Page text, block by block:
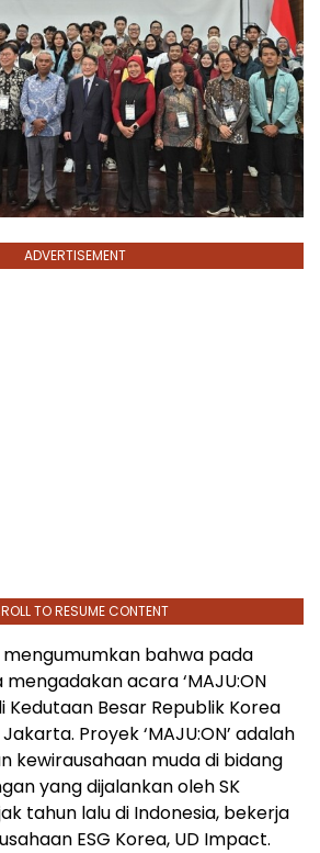
ADVERTISEMENT
TO RESUME CONTENT
mengumumkan bahwa pada
mengadakan acara ‘MAJU:ON
Kedutaan Besar Republik Korea
Proyek ‘MAJU:ON’ adalah
kewirausahaan muda di bidang
yang dijalankan oleh SK
tahun lalu di Indonesia, bekerja
ESG Korea, UD Impact.